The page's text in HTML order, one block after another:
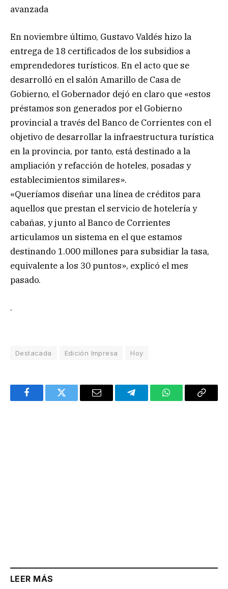
avanzada
En noviembre último, Gustavo Valdés hizo la
entrega de 18 certificados de los subsidios a
emprendedores turísticos. En el acto que se
desarrolló en el salón Amarillo de Casa de
Gobierno, el Gobernador dejó en claro que «estos
préstamos son generados por el Gobierno
provincial a través del Banco de Corrientes con el
objetivo de desarrollar la infraestructura turística
en la provincia, por tanto, está destinado a la
ampliación y refacción de hoteles, posadas y
establecimientos similares».
«Queríamos diseñar una línea de créditos para
aquellos que prestan el servicio de hotelería y
cabañas, y junto al Banco de Corrientes
articulamos un sistema en el que estamos
destinando 1.000 millones para subsidiar la tasa,
equivalente a los 30 puntos», explicó el mes
pasado.
.
Destacada Edición Impresa Hoy
FacebookTwitter Email TelegramWhatsAppCopy
LEER MÁS